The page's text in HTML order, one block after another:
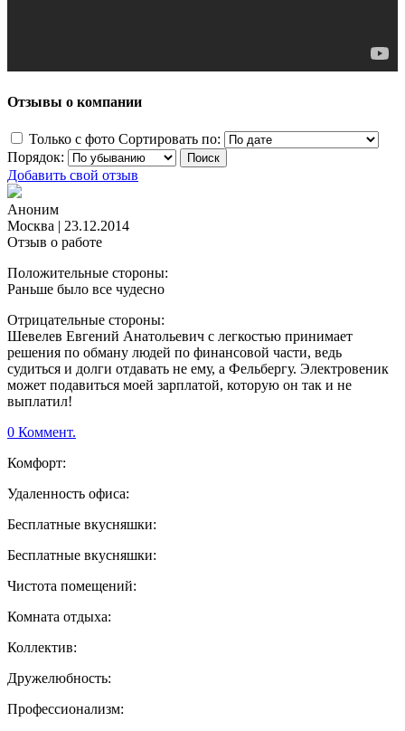
Отзывы о компании
Только с фото Сортировать по:
Порядок:
Добавить свой отзыв
Аноним
Москва | 23.12.2014
Отзыв о работе
Положительные стороны:
Раньше было все чудесно
Отрицательные стороны:
Шевелев Евгений Анатольевич с легкостью принимает
решения по обману людей по финансовой части, ведь
судиться и долги отдавать не ему, а Фельбергу. Электровеник
может подавиться моей зарплатой, которую он так и не
выплатил!
0 Коммент.
Комфорт:
Удаленность офиса:
Бесплатные вкусняшки:
Бесплатные вкусняшки:
Чистота помещений:
Комната отдыха:
Коллектив:
Дружелюбность:
Профессионализм: